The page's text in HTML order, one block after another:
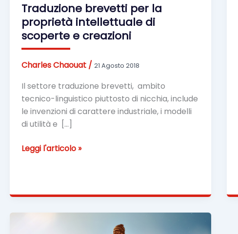
Traduzione brevetti per la
proprietà intellettuale di
scoperte e creazioni
Charles Chaouat / 21 Agosto 2018
Il settore traduzione brevetti, ambito
tecnico-linguistico piuttosto di nicchia, include
le invenzioni di carattere industriale, i modelli
di utilità e […]
Traduzione
proprietà
intellettuale
Leggi l'articolo »